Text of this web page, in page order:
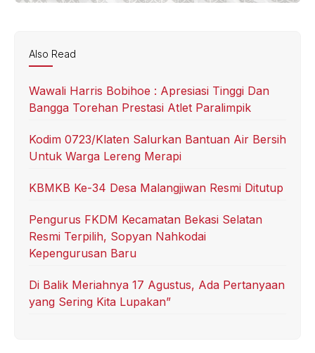
Also Read
Wawali Harris Bobihoe : Apresiasi Tinggi Dan
Bangga Torehan Prestasi Atlet Paralimpik
Kodim 0723/Klaten Salurkan Bantuan Air Bersih
Untuk Warga Lereng Merapi
KBMKB Ke-34 Desa Malangjiwan Resmi Ditutup
Pengurus FKDM Kecamatan Bekasi Selatan
Resmi Terpilih, Sopyan Nahkodai
Kepengurusan Baru
Di Balik Meriahnya 17 Agustus, Ada Pertanyaan
yang Sering Kita Lupakan”